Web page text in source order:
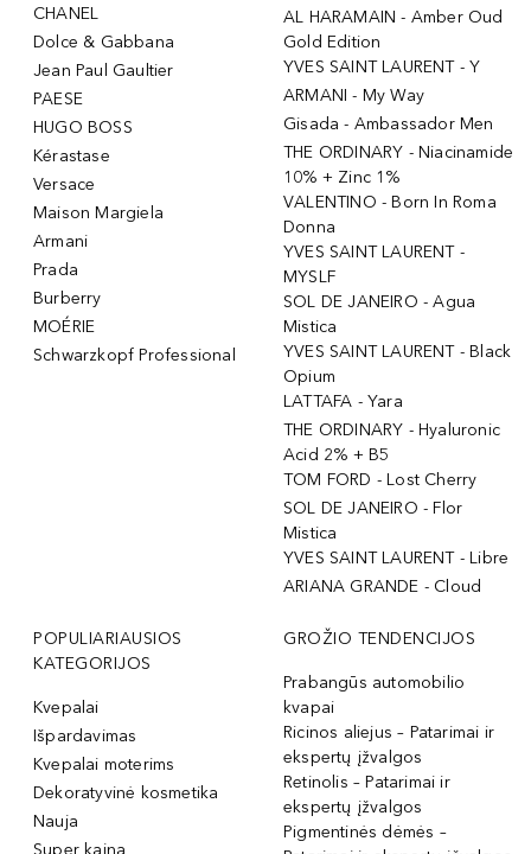
CHANEL
Dolce & Gabbana
Jean Paul Gaultier
PAESE
HUGO BOSS
Kérastase
Versace
Maison Margiela
Armani
Prada
Burberry
MOÉRIE
Schwarzkopf Professional
AL HARAMAIN - Amber Oud
Gold Edition
YVES SAINT LAURENT - Y
ARMANI - My Way
Gisada - Ambassador Men
THE ORDINARY - Niacinamide
10% + Zinc 1%
VALENTINO - Born In Roma
Donna
YVES SAINT LAURENT -
MYSLF
SOL DE JANEIRO - Agua
Mistica
YVES SAINT LAURENT - Black
Opium
LATTAFA - Yara
THE ORDINARY - Hyaluronic
Acid 2% + B5
TOM FORD - Lost Cherry
SOL DE JANEIRO - Flor
Mistica
YVES SAINT LAURENT - Libre
ARIANA GRANDE - Cloud
POPULIARIAUSIOS
KATEGORIJOS
Kvepalai
Išpardavimas
Kvepalai moterims
Dekoratyvinė kosmetika
Nauja
Super kaina
GROŽIO TENDENCIJOS
Prabangūs automobilio
kvapai
Ricinos aliejus – Patarimai ir
ekspertų įžvalgos
Retinolis – Patarimai ir
ekspertų įžvalgos
Pigmentinės dėmės –